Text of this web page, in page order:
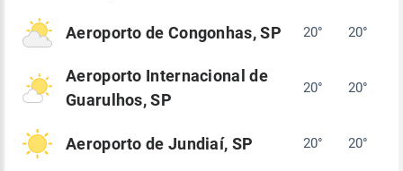
Aeroporto de Congonhas, SP 20° 20°
Aeroporto Internacional de
Guarulhos, SP
20° 20°
Aeroporto de Jundiaí, SP 20° 20°